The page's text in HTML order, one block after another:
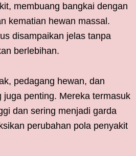
membuang bangkai dengan
kematian hewan massal.
disampaikan jelas tanpa
berlebihan.
pedagang hewan, dan
juga penting. Mereka termasuk
dan sering menjadi garda
perubahan pola penyakit